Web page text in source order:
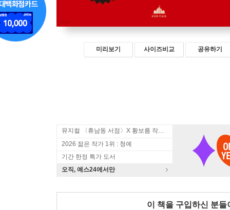
미리보기 사이즈비교 공유하기
뮤지컬 〈휴남동 서점〉X 황보름 작가 북토크
2026 젊은 작가 1위 : 청예
기간 한정 특가 도서
오직, 예스24에서만
이 책을 구입하신 분